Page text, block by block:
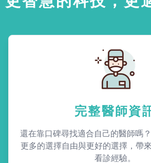
完整醫師資
還在靠口碑尋找適合自己的醫師嗎
更多的選擇自由與更好的選擇，帶
看診經驗。